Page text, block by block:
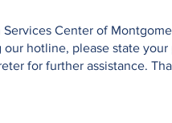
Center of
our hotline, please state
for further assistance.